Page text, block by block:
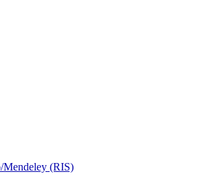
Mendeley (RIS)